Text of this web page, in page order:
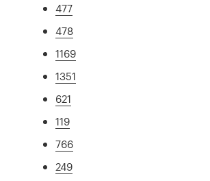
477
478
1169
1351
621
119
766
249